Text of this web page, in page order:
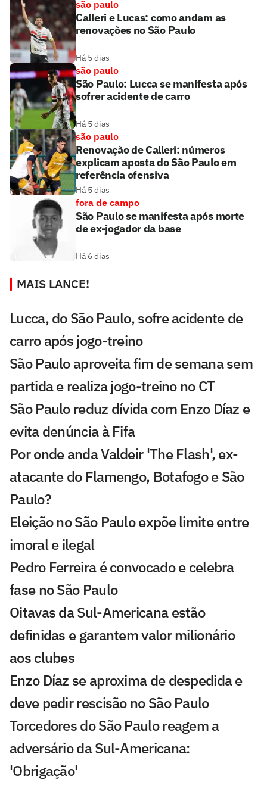
são paulo
Calleri e Lucas: como andam as
renovações no São Paulo
Há 5 dias
são paulo
São Paulo: Lucca se manifesta após
sofrer acidente de carro
Há 5 dias
são paulo
Renovação de Calleri: números
explicam aposta do São Paulo em
referência ofensiva
Há 5 dias
fora de campo
São Paulo se manifesta após morte
de ex-jogador da base
Há 6 dias
MAIS LANCE!
Lucca, do São Paulo, sofre acidente de
carro após jogo-treino
São Paulo aproveita fim de semana sem
partida e realiza jogo-treino no CT
São Paulo reduz dívida com Enzo Díaz e
evita denúncia à Fifa
Por onde anda Valdeir 'The Flash', ex-
atacante do Flamengo, Botafogo e São
Paulo?
Eleição no São Paulo expõe limite entre
imoral e ilegal
Pedro Ferreira é convocado e celebra
fase no São Paulo
Oitavas da Sul-Americana estão
definidas e garantem valor milionário
aos clubes
Enzo Díaz se aproxima de despedida e
deve pedir rescisão no São Paulo
Torcedores do São Paulo reagem a
adversário da Sul-Americana:
'Obrigação'